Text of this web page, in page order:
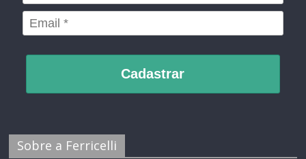
Cadastrar
Sobre a Ferricelli